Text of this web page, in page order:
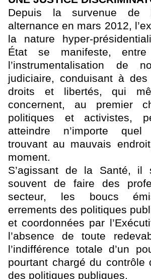
Depuis la survenue de
alternance en mars 2012,
la nature hyper-
État se manifeste,
l’instrumentalisation de
judiciaire, conduisant à
droits et libertés, qui
concernent, au premier
politiques et activistes,
atteindre n’importe
trouvant au mauvais
moment.
S’agissant de la Santé, il
souvent de faire des
secteur, les boucs
errements des politiques
et coordonnées par
l’absence de toute
l’indifférence totale d’un
pourtant chargé du contrôle
des politiques publiques.